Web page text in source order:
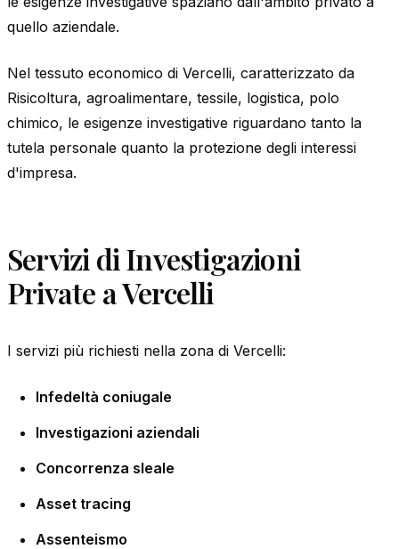
quello aziendale.
Nel tessuto economico di Vercelli, caratterizzato da
Risicoltura, agroalimentare, tessile, logistica, polo
chimico, le esigenze investigative riguardano tanto la
tutela personale quanto la protezione degli interessi
d'impresa.
Servizi di Investigazioni
Private a Vercelli
I servizi più richiesti nella zona di Vercelli:
Infedeltà coniugale
Investigazioni aziendali
Concorrenza sleale
Asset tracing
Assenteismo